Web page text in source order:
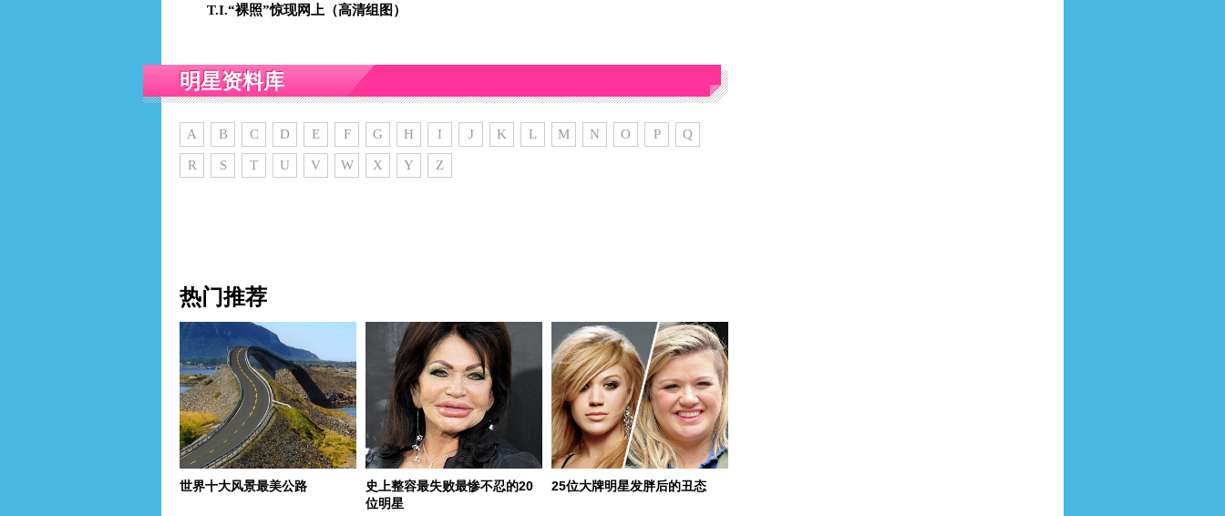
T.I.“裸照”惊现网上（高清组图）
明星资料库
A B C D E F G H I J K L M N O P Q
R S T U V W X Y Z
热门推荐
世界十大风景最美公路
史上整容最失败最惨不忍的20
位明星
25位大牌明星发胖后的丑态